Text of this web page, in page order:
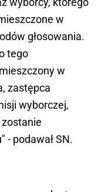
w
głosowania.
tego
w
zastępca
wyborczej,
- podawał SN.